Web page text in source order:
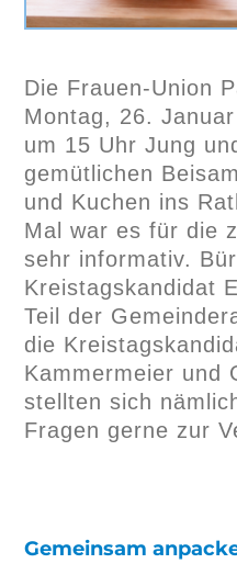
Die Frauen-Union
Montag, 26.
um 15 Uhr Jung
gemütlichen
und Kuchen ins
Mal war es für die
sehr informativ.
Kreistagskandidat
Teil der
die
Kammermeier und
stellten sich
Fragen gerne zur
Gemeinsam